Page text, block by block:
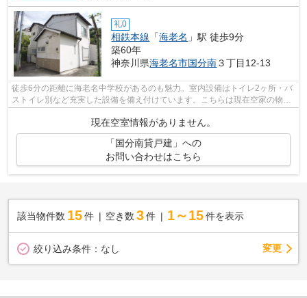
礼0
相鉄本線 「海老名 」駅 徒歩9分
築60年
神奈川県海老名市国分南３丁目12-13
徒歩6分の距離に海老名中学校があるのも魅力。室内設備はトイレ2ヶ所・バ
ストイレ別など充実した設備を備え付けています。こちらは現在空家の物件
現在空室情報がありません。
「国分南貸戸建」への
お問い合わせはこちら
該当物件数 15件 空き数 3 件 1～15 件を表示
絞り込み条件： なし 変更